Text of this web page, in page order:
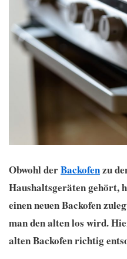
Obwohl derBackofenzu
Haushaltsgeräten gehört,
einen neuen Backofen
man den alten los wird.
alten Backofen richtig